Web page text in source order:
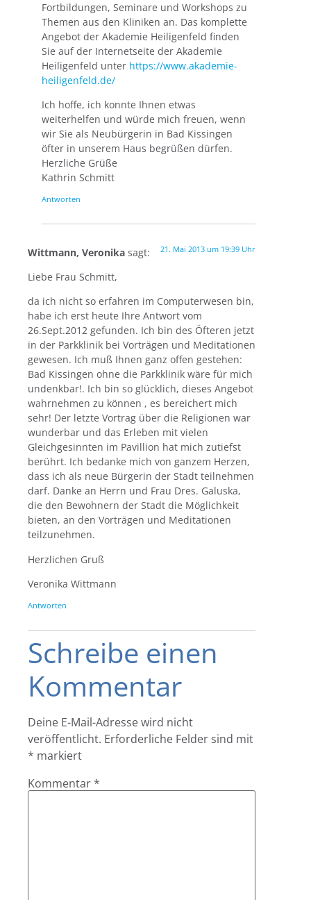
Fortbildungen, Seminare und Workshops zu
Themen aus den Kliniken an. Das komplette
Angebot der Akademie Heiligenfeld finden
Sie auf der Internetseite der Akademie
Heiligenfeld unter https://www.akademie-
heiligenfeld.de/
Ich hoffe, ich konnte Ihnen etwas
weiterhelfen und würde mich freuen, wenn
wir Sie als Neubürgerin in Bad Kissingen
öfter in unserem Haus begrüßen dürfen.
Herzliche Grüße
Kathrin Schmitt
Antworten
Wittmann, Veronika sagt: 21. Mai 2013 um 19:39 Uhr
Liebe Frau Schmitt,
da ich nicht so erfahren im Computerwesen bin,
habe ich erst heute Ihre Antwort vom
26.Sept.2012 gefunden. Ich bin des Öfteren jetzt
in der Parkklinik bei Vorträgen und Meditationen
gewesen. Ich muß Ihnen ganz offen gestehen:
Bad Kissingen ohne die Parkklinik wäre für mich
undenkbar!. Ich bin so glücklich, dieses Angebot
wahrnehmen zu können , es bereichert mich
sehr! Der letzte Vortrag über die Religionen war
wunderbar und das Erleben mit vielen
Gleichgesinnten im Pavillion hat mich zutiefst
berührt. Ich bedanke mich von ganzem Herzen,
dass ich als neue Bürgerin der Stadt teilnehmen
darf. Danke an Herrn und Frau Dres. Galuska,
die den Bewohnern der Stadt die Möglichkeit
bieten, an den Vorträgen und Meditationen
teilzunehmen.
Herzlichen Gruß
Veronika Wittmann
Antworten
Schreibe einen
Kommentar
Deine E-Mail-Adresse wird nicht
veröffentlicht. Erforderliche Felder sind mit
* markiert
Kommentar *